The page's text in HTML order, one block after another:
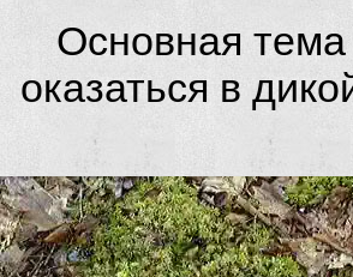
Основная тема
оказаться в